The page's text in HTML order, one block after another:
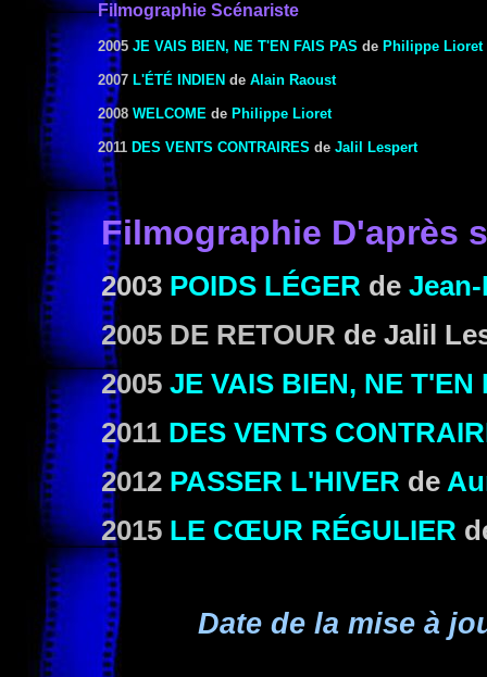
Filmographie Scénariste
2005 JE VAIS BIEN, NE T'EN FAIS PAS de Philippe Lioret
2007 L'ÉTÉ INDIEN de Alain Raoust
2008 WELCOME de Philippe Lioret
2011 DES VENTS CONTRAIRES de Jalil Lespert
Filmographie D'après
2003 POIDS LÉGER de
2005 DE RETOUR de Jalil
2005 JE VAIS BIEN, NE T'EN
2011 DES VENTS
2012 PASSER L'HIVER de
2015 LE CŒUR RÉGULIER
Date de la mise à